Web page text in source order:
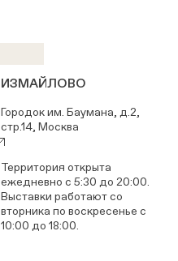
ИЗМАЙЛОВО
Городок им. Баумана, д.2,
стр.14, Москва
Территория открыта
ежедневно с 5:30 до 20:00.
Выставки работают со
вторника по воскресенье с
10:00 до 18:00.